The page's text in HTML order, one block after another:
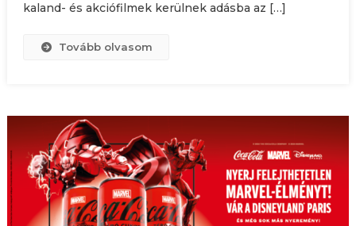
kaland- és akciófilmek kerülnek adásba az […]
Tovább olvasom